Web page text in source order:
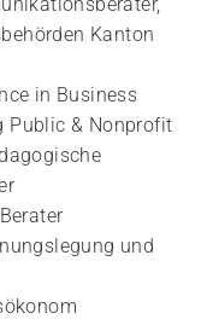
Kanton
in Business
Public & Nonprofit
und